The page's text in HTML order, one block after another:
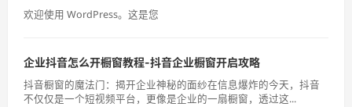
欢迎使用 WordPress。这是您
企业抖音怎么开橱窗教程-抖音企业橱窗开启攻略
抖音橱窗的魔法门：揭开企业神秘的面纱在信息爆炸的今天，抖音
不仅仅是一个短视频平台，更像是企业的一扇橱窗，透过这...